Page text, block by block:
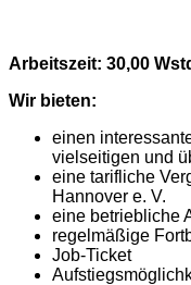
Arbeitszeit: 30,00
Wir bieten:
einen
vielseitigen und
eine tarifliche
Hannover e. V.
eine betriebliche
regelmäßige
Job-Ticket